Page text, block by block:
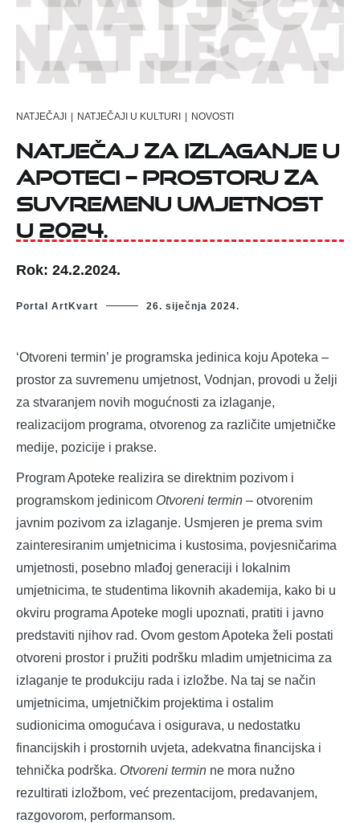
NATJEČAJI | NATJEČAJI U KULTURI | NOVOSTI
Natječaj za izlaganje u
Apoteci – prostoru za
suvremenu umjetnost
u 2024.
Rok: 24.2.2024.
Portal ArtKvart 26. siječnja 2024.
‘Otvoreni termin’ je programska jedinica koju Apoteka –
prostor za suvremenu umjetnost, Vodnjan, provodi u želji
za stvaranjem novih mogućnosti za izlaganje,
realizacijom programa, otvorenog za različite umjetničke
medije, pozicije i prakse.
Program Apoteke realizira se direktnim pozivom i
programskom jedinicom Otvoreni termin – otvorenim
javnim pozivom za izlaganje. Usmjeren je prema svim
zainteresiranim umjetnicima i kustosima, povjesničarima
umjetnosti, posebno mlađoj generaciji i lokalnim
umjetnicima, te studentima likovnih akademija, kako bi u
okviru programa Apoteke mogli upoznati, pratiti i javno
predstaviti njihov rad. Ovom gestom Apoteka želi postati
otvoreni prostor i pružiti podršku mladim umjetnicima za
izlaganje te produkciju rada i izložbe. Na taj se način
umjetnicima, umjetničkim projektima i ostalim
sudionicima omogućava i osigurava, u nedostatku
financijskih i prostornih uvjeta, adekvatna financijska i
tehnička podrška. Otvoreni termin ne mora nužno
rezultirati izložbom, već prezentacijom, predavanjem,
razgovorom, performansom.